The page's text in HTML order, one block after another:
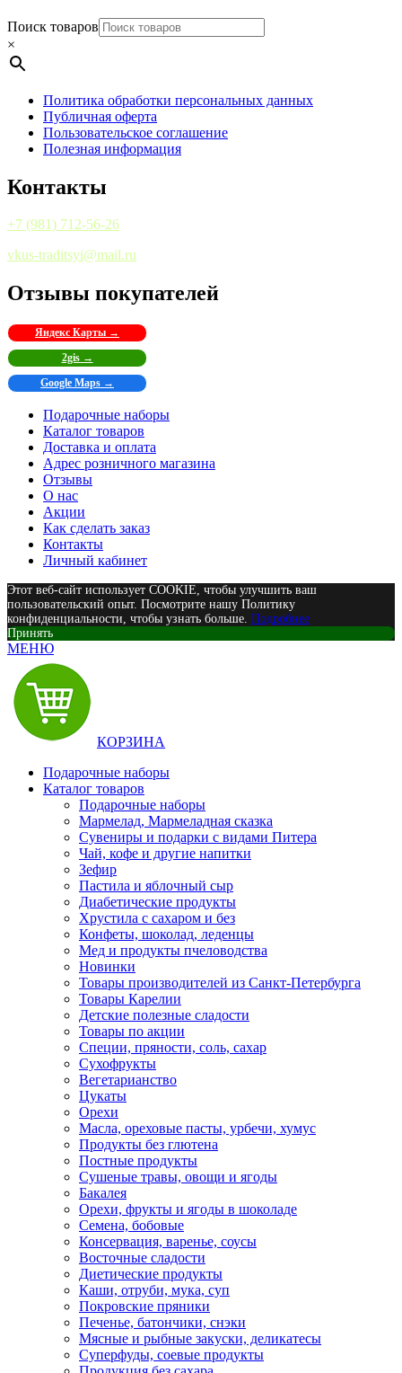
Поиск товаров
×
Политика обработки персональных данных
Публичная оферта
Пользовательское соглашение
Полезная информация
Контакты
+7 (981) 712-56-26
vkus-traditsyi@mail.ru
Отзывы покупателей
Яндекс Карты →
2gis →
Google Maps →
Подарочные наборы
Каталог товаров
Доставка и оплата
Адрес розничного магазина
Отзывы
О нас
Акции
Как сделать заказ
Контакты
Личный кабинет
Этот веб-сайт использует COOKIE, чтобы улучшить ваш
пользовательский опыт. Посмотрите нашу Политику
конфиденциальности, чтобы узнать больше. Подробнее
Принять
МЕНЮ
КОРЗИНА
Подарочные наборы
Каталог товаров
Подарочные наборы
Мармелад, Мармеладная сказка
Сувениры и подарки с видами Питера
Чай, кофе и другие напитки
Зефир
Пастила и яблочный сыр
Диабетические продукты
Хрустила с сахаром и без
Конфеты, шоколад, леденцы
Мед и продукты пчеловодства
Новинки
Товары производителей из Санкт-Петербурга
Товары Карелии
Детские полезные сладости
Товары по акции
Специи, пряности, соль, сахар
Сухофрукты
Вегетарианство
Цукаты
Орехи
Масла, ореховые пасты, урбечи, хумус
Продукты без глютена
Постные продукты
Сушеные травы, овощи и ягоды
Бакалея
Орехи, фрукты и ягоды в шоколаде
Семена, бобовые
Консервация, варенье, соусы
Восточные сладости
Диетические продукты
Каши, отруби, мука, суп
Покровские пряники
Печенье, батончики, снэки
Мясные и рыбные закуски, деликатесы
Суперфуды, соевые продукты